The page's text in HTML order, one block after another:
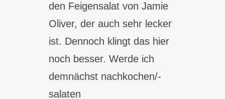
den Feigensalat von Jamie
Oliver, der auch sehr lecker
ist. Dennoch klingt das hier
noch besser. Werde ich
demnächst nachkochen/-
salaten